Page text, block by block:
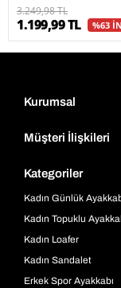
3.249,98 TL
1.199,99 TL %63
Kurumsal
Müşteri İlişkileri
Kategoriler
Kadın Günlük
Kadın Topuklu
Kadın Loafer
Kadın Sandalet
Erkek Spor Ayakkabı